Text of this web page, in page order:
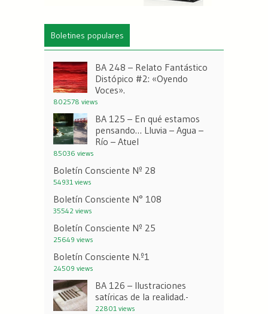
Boletines populares
BA 248 – Relato Fantástico
Distópico #2: «Oyendo
Voces».
802578 views
BA 125 – En qué estamos
pensando… Lluvia – Agua –
Río – Atuel
85036 views
Boletín Consciente Nº 28
54931 views
Boletín Consciente N° 108
35542 views
Boletín Consciente Nº 25
25649 views
Boletín Consciente N.º1
24509 views
BA 126 – Ilustraciones
satíricas de la realidad.-
22801 views